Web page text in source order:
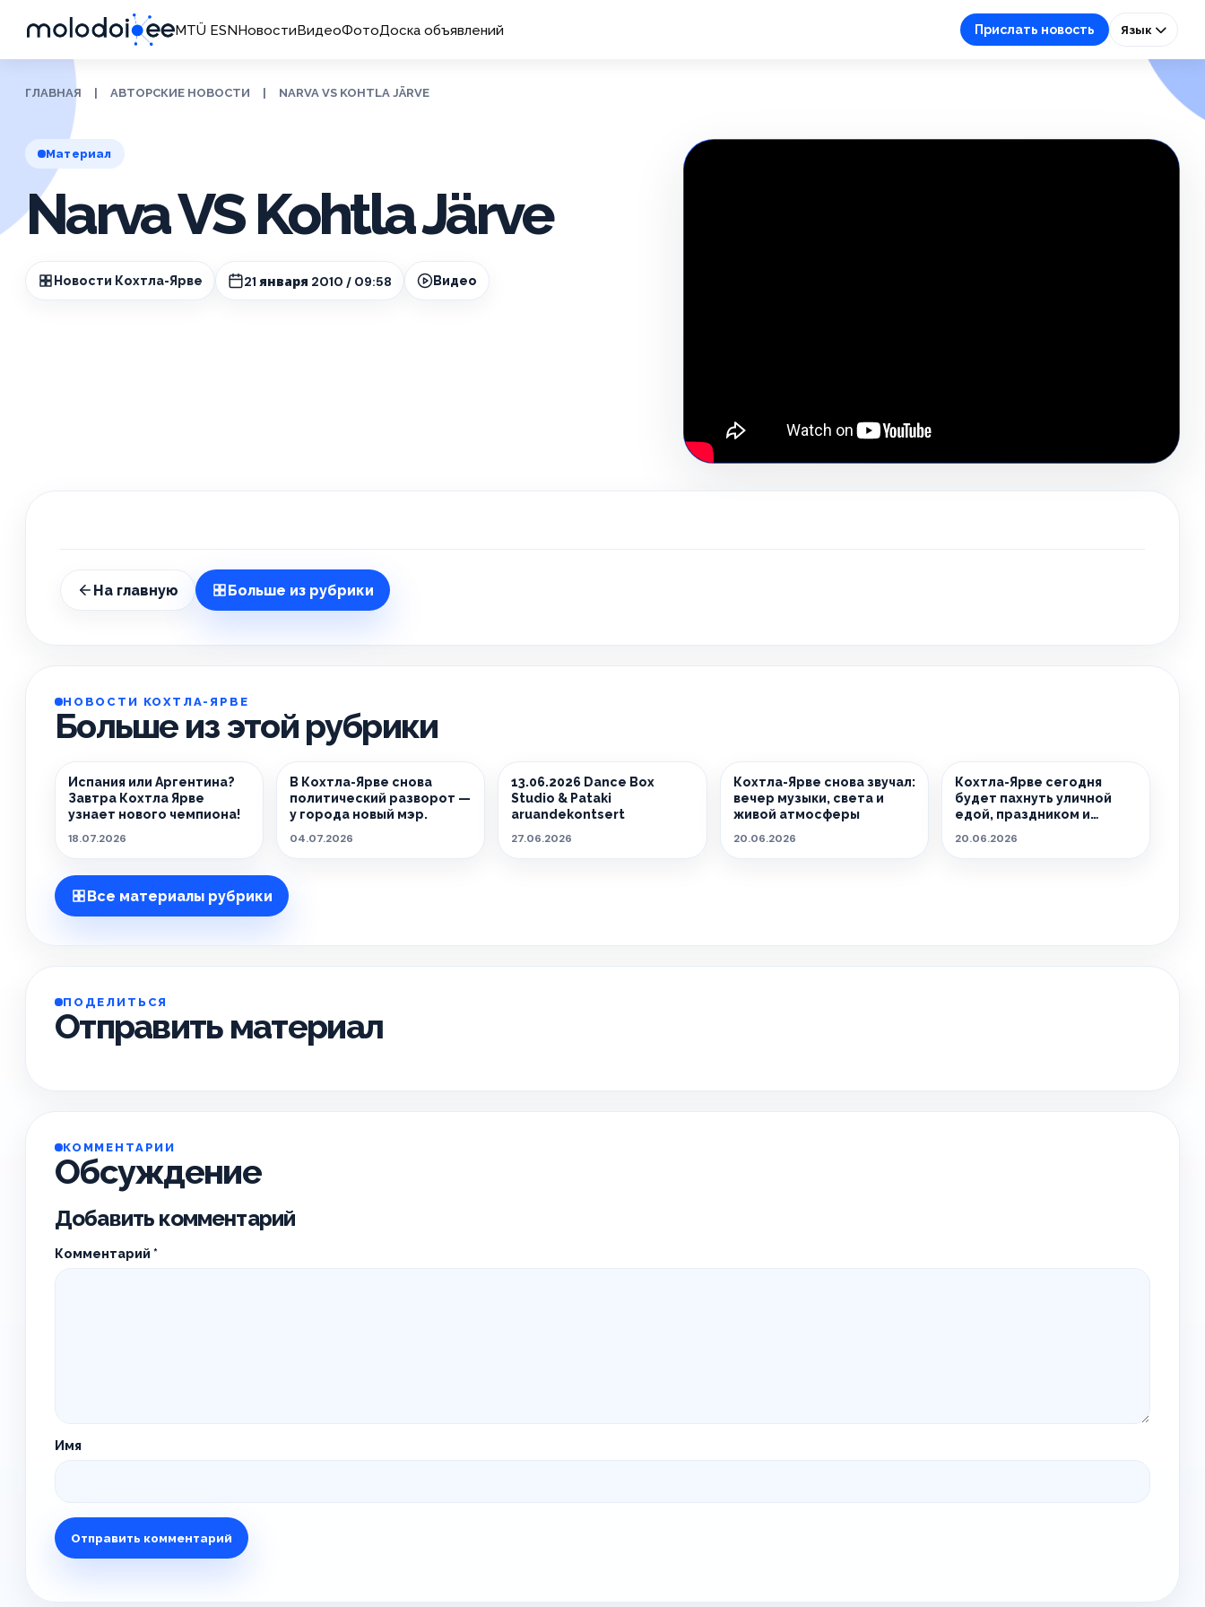
MTÜ ESNНовостиВидеоФотоДоска объявлений Прислать новость Язык
ГЛАВНАЯ АВТОРСКИЕ НОВОСТИ NARVA VS KOHTLA JÄRVE
Материал
Narva VS Kohtla Järve
Новости Кохтла-Ярве 21 января 2010 / 09:58 Видео
На главную Больше из рубрики
НОВОСТИ КОХТЛА-ЯРВЕ
Больше из этой рубрики
Испания или Аргентина?
Завтра Кохтла Ярве
узнает нового чемпиона!
18.07.2026
В Кохтла-Ярве снова
политический разворот —
у города новый мэр.
04.07.2026
13.06.2026 Dance Box
Studio & Pataki
aruandekontsert
27.06.2026
Кохтла-Ярве снова звучал:
вечер музыки, света и
живой атмосферы
20.06.2026
Кохтла-Ярве сегодня
будет пахнуть уличной
едой, праздником и
20.06.2026
Все материалы рубрики
ПОДЕЛИТЬСЯ
Отправить материал
КОММЕНТАРИИ
Обсуждение
Добавить комментарий
Комментарий *
Имя